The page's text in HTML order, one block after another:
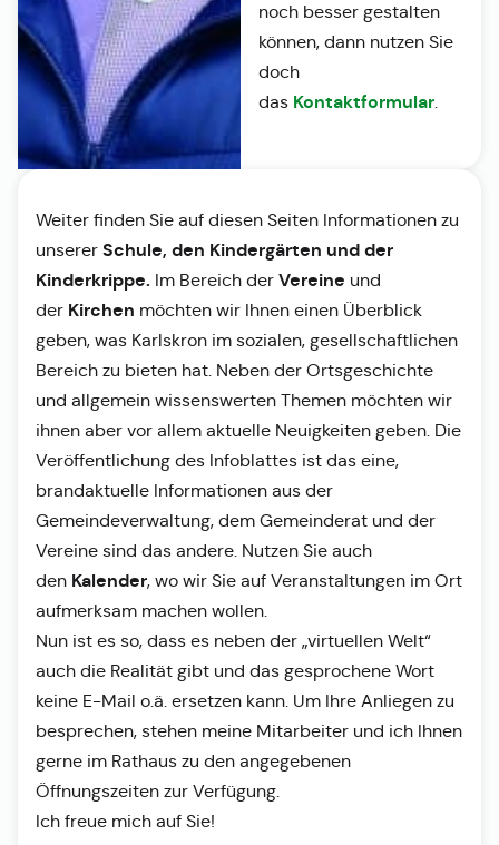
noch besser gestalten
können, dann nutzen Sie
doch
das Kontaktformular.
Weiter finden Sie auf diesen Seiten Informationen zu
unserer Schule, den Kindergärten und der
Kinderkrippe. Im Bereich der Vereine und
der Kirchen möchten wir Ihnen einen Überblick
geben, was Karlskron im sozialen, gesellschaftlichen
Bereich zu bieten hat. Neben der Ortsgeschichte
und allgemein wissenswerten Themen möchten wir
ihnen aber vor allem aktuelle Neuigkeiten geben. Die
Veröffentlichung des Infoblattes ist das eine,
brandaktuelle Informationen aus der
Gemeindeverwaltung, dem Gemeinderat und der
Vereine sind das andere. Nutzen Sie auch
den Kalender, wo wir Sie auf Veranstaltungen im Ort
aufmerksam machen wollen.
Nun ist es so, dass es neben der „virtuellen Welt“
auch die Realität gibt und das gesprochene Wort
keine E-Mail o.ä. ersetzen kann. Um Ihre Anliegen zu
besprechen, stehen meine Mitarbeiter und ich Ihnen
gerne im Rathaus zu den angegebenen
Öffnungszeiten zur Verfügung.
Ich freue mich auf Sie!